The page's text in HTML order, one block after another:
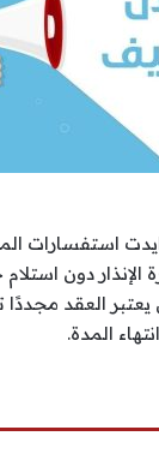
تزايدت
الإنذار دون
العقد مجددًا
المدة.